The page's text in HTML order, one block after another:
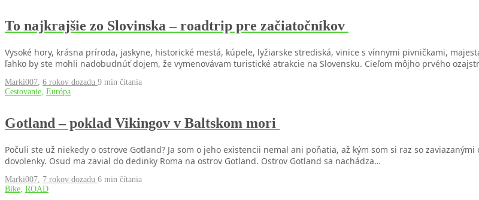
To najkrajšie zo Slovinska – roadtrip pre začiatočníkov
Vysoké hory, krásna príroda, jaskyne, historické mestá, kúpele, lyžiarske strediská, vinice s vínnymi pivničkami,
ľahko by ste mohli nadobudnúť dojem, že vymenovávam turistické atrakcie na Slovensku. Cieľom môjho prvého
Marki007, 6 rokov dozadu 9 min čítania
Cestovanie, Európa
Gotland – poklad Vikingov v Baltskom mori
Počuli ste už niekedy o ostrove Gotland? Ja som o jeho existencii nemal ani poňatia, až kým som si raz so
dovolenky. Osud ma zavial do dedinky Roma na ostrov Gotland. Ostrov Gotland sa nachádza…
Marki007 7 rokov dozadu 6 min čítania
Bike ROAD